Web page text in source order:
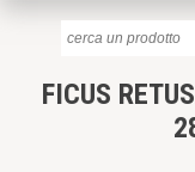
FICUS